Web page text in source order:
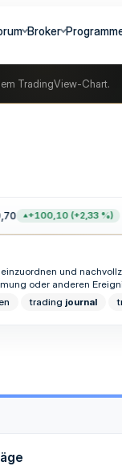
Broker
TradingView-Chart.
+100,10 (+2,33 %)
und
oder anderen
trading journal